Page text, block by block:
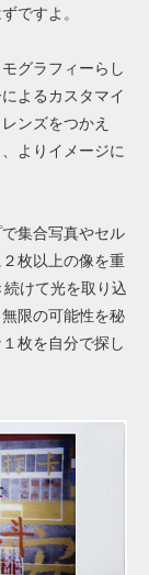
ですよ。
グラフィーらし
よるカスタマイ
ンズをつかえ
よりイメージに
集合写真やセル
枚以上の像を重
けて光を取り込
限の可能性を秘
枚を自分で探し